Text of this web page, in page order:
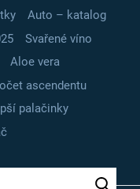
Auto – katalog
Svařené víno
Aloe vera
ascendentu
palačinky